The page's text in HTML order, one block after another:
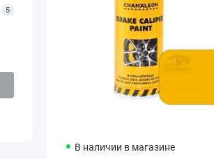
5
В наличии в магазине